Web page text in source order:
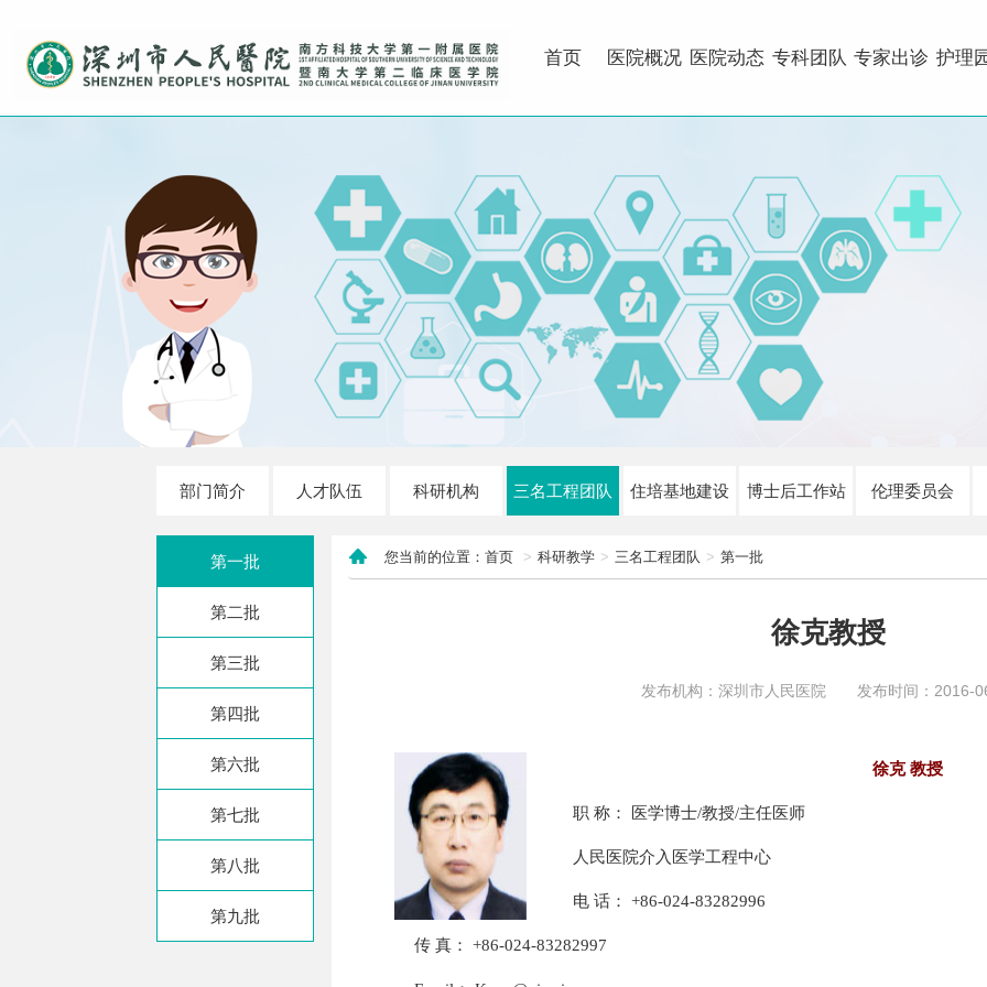
首页 医院概况 医院动态 专科团队 专家出诊 护理
部门简介 人才队伍 科研机构 三名工程团队 住培基地建设 博士后工作站 伦理委员会
第一批
第二批
第三批
第四批
第六批
第七批
第八批
第九批
您当前的位置：首页 科研教学 三名工程团队 第一批
徐克教授
发布机构：深圳市人民医院 发布时间：2016-
徐克 教授
职 称： 医学博士/教授/主任医师
人民医院介入医学工程中心
电 话： +86-024-83282996
传 真： +86-024-83282997